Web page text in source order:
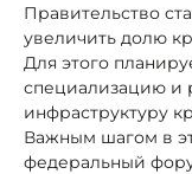
Правительство
увеличить долю
Для этого
специализацию и
инфраструктуру
Важным шагом в
федеральный